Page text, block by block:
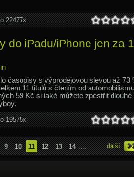
22477x
do iPadu/iPhone jen za
časopisy s výprodejovou slevou až 73
11 titulů s čtením od
59 Kč si také můžete zpestřit dlouhé
19575x
další
9 10 11 12 13 14 ...